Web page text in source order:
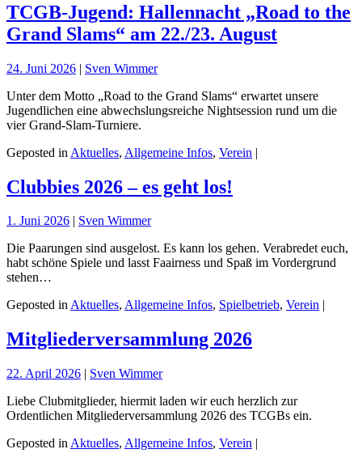
TCGB-Jugend: Hallennacht „Road to the
Grand Slams“ am 22./23. August
24. Juni 2026 | Sven Wimmer
Unter dem Motto „Road to the Grand Slams“ erwartet unsere
Jugendlichen eine abwechslungsreiche Nightsession rund um die
vier Grand-Slam-Turniere.
Geposted in Aktuelles, Allgemeine Infos, Verein |
Clubbies 2026 – es geht los!
1. Juni 2026 | Sven Wimmer
Die Paarungen sind ausgelost. Es kann los gehen. Verabredet euch,
habt schöne Spiele und lasst Faairness und Spaß im Vordergrund
stehen…
Geposted inAktuelles, Allgemeine Infos, Spielbetrieb, Verein |
Mitgliederversammlung 2026
22. April 2026 | Sven Wimmer
Liebe Clubmitglieder, hiermit laden wir euch herzlich zur
Ordentlichen Mitgliederversammlung 2026 des TCGBs ein.
Geposted in Aktuelles, Allgemeine Infos, Verein |